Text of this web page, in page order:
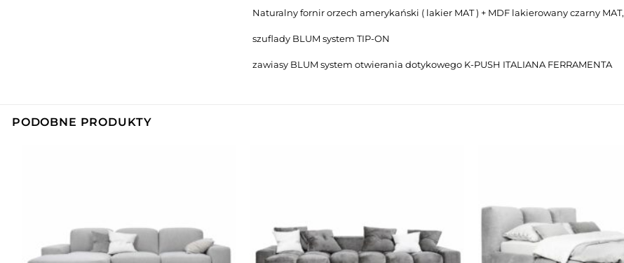
Naturalny fornir orzech amerykański ( lakier MAT ) + MDF lakierowany czarny MAT,
szuflady BLUM system TIP-ON
zawiasy BLUM system otwierania dotykowego K-PUSH ITALIANA FERRAMENTA
PODOBNE PRODUKTY